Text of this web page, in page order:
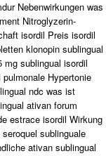
Nebenwirkungen was
Nitroglyzerin-
isordil Preis isordil
klonopin sublingual
sublingual isordil
Hypertonie
ndc was ist
ativan forum
estrace isordil Wirkung
sublinguale
ativan sublingual